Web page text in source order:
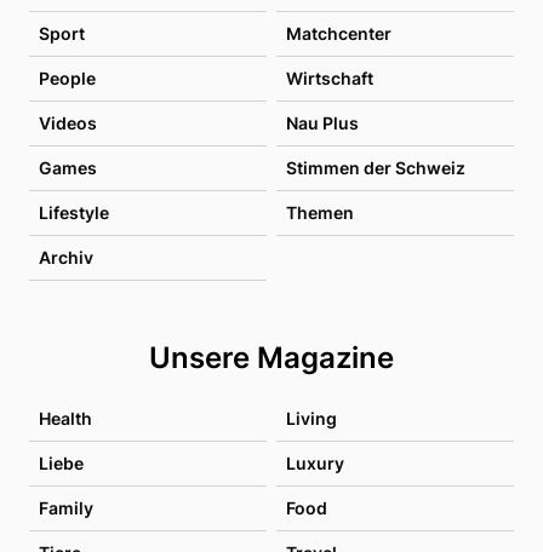
Sport Matchcenter
People Wirtschaft
Videos Nau Plus
Games Stimmen der Schweiz
Lifestyle Themen
Archiv
Unsere Magazine
Health Living
Liebe Luxury
Family Food